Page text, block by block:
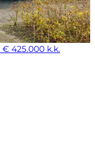
€ 425.000 k.k.